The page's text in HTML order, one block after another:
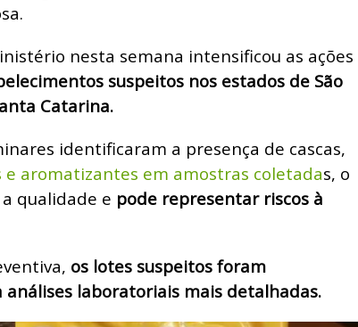
nesta semana intensificou as ações
suspeitos nos estados de São
Catarina.
identificaram a presença de cascas,
e aromatizantes em amostras coletadas, o
qualidade e pode representar riscos à
os lotes suspeitos foram
laboratoriais mais detalhadas.